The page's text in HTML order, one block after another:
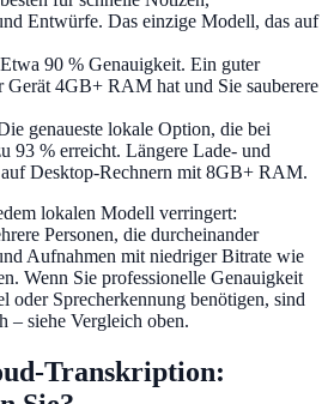
Entwürfe. Das einzige Modell, das auf
90 % Genauigkeit. Ein guter
4GB+ RAM hat und Sie sauberere
genaueste lokale Option, die bei
93 % erreicht. Längere Lade- und
Desktop-Rechnern mit 8GB+ RAM.
lokalen Modell verringert:
Personen, die durcheinander
Aufnahmen mit niedriger Bitrate wie
Wenn Sie professionelle Genauigkeit
oder Sprecherkennung benötigen, sind
– siehe Vergleich oben.
Transkription: